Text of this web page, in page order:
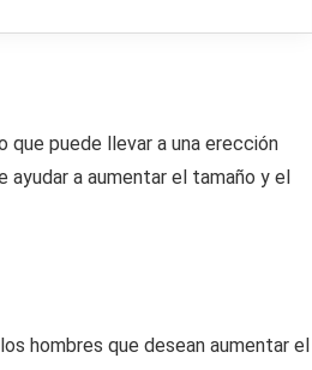
que puede llevar a una erección
ayudar a aumentar el tamaño y el
hombres que desean aumentar el